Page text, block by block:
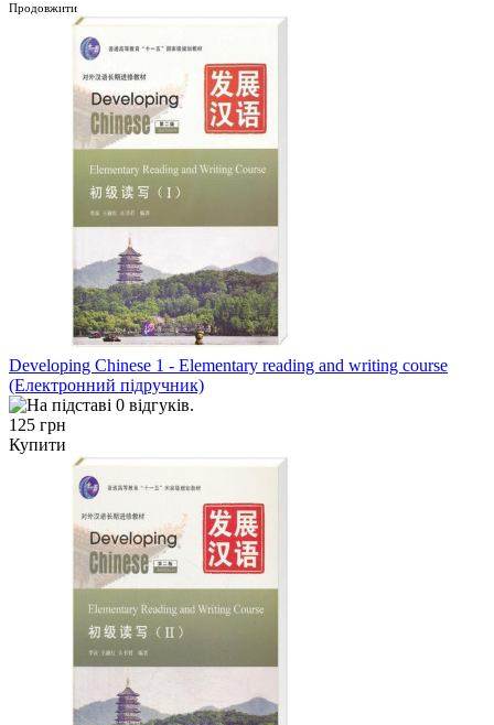
Продовжити
Developing Chinese 1 - Elementary reading and writing course
(Електронний підручник)
125 грн
Купити